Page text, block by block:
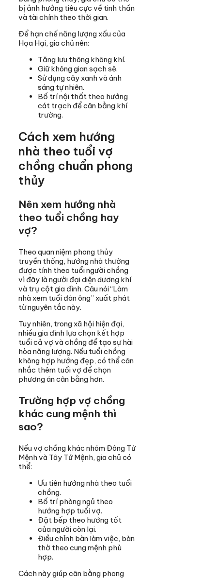
bị ảnh hưởng tiêu cực về tinh thần
và tài chính theo thời gian.
Để hạn chế năng lượng xấu của
Họa Hại, gia chủ nên:
Tăng lưu thông không khí.
Giữ không gian sạch sẽ.
Sử dụng cây xanh và ánh
sáng tự nhiên.
Bố trí nội thất theo hướng
cát trạch để cân bằng khí
trường.
Cách xem hướng
nhà theo tuổi vợ
chồng chuẩn phong
thủy
Nên xem hướng nhà
theo tuổi chồng hay
vợ?
Theo quan niệm phong thủy
truyền thống, hướng nhà thường
được tính theo tuổi người chồng
vì đây là người đại diện dương khí
và trụ cột gia đình. Câu nói “Làm
nhà xem tuổi đàn ông” xuất phát
từ nguyên tắc này.
Tuy nhiên, trong xã hội hiện đại,
nhiều gia đình lựa chọn kết hợp
tuổi cả vợ và chồng để tạo sự hài
hòa năng lượng. Nếu tuổi chồng
không hợp hướng đẹp, có thể cân
nhắc thêm tuổi vợ để chọn
phương án cân bằng hơn.
Trường hợp vợ chồng
khác cung mệnh thì
sao?
Nếu vợ chồng khác nhóm Đông Tứ
Mệnh và Tây Tứ Mệnh, gia chủ có
thể:
Ưu tiên hướng nhà theo tuổi
chồng.
Bố trí phòng ngủ theo
hướng hợp tuổi vợ.
Đặt bếp theo hướng tốt
của người còn lại.
Điều chỉnh bàn làm việc, bàn
thờ theo cung mệnh phù
hợp.
Cách này giúp cân bằng phong